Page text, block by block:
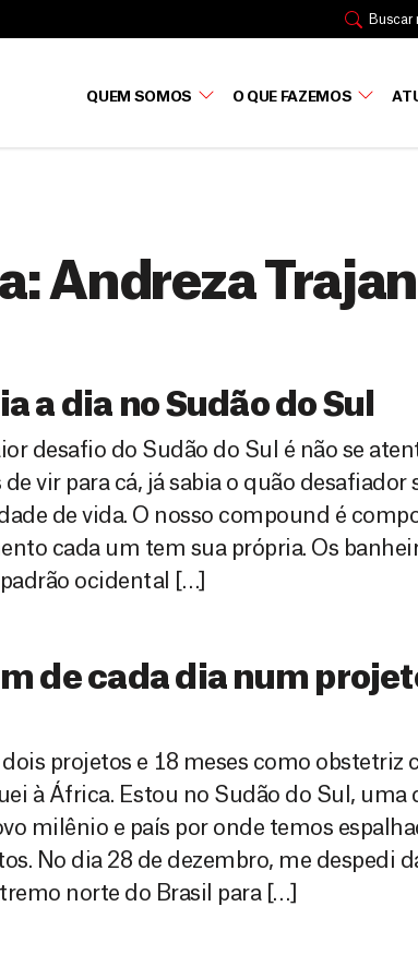
Buscar
QUEM SOMOS O QUE FAZEMOS
Andreza
a dia no Sudão do Sul
desafio do Sudão do Sul é não se
de vir para cá, já sabia o quão desafiador
de vida. O nosso compound é
cada um tem sua própria. Os
ocidental […]
de cada dia num
dois projetos e 18 meses como obstetriz
à África. Estou no Sudão do Sul, uma
milênio e país por onde temos
No dia 28 de dezembro, me despedi
norte do Brasil para […]